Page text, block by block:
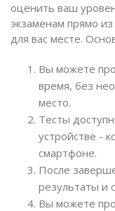
оценить ваш
экзаменам прямо
для вас месте.
Вы можете
время, без
место.
Тесты
устройстве -
смартфоне.
После
результаты и
Вы можете